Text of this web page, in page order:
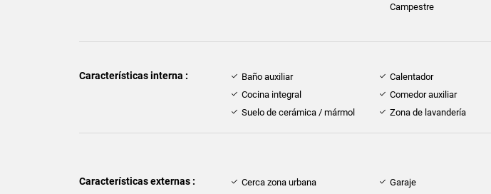
Campestre
Características interna : Baño auxiliar Calentador
Cocina integral
Comedor auxiliar
Suelo de cerámica / mármol
Zona de lavandería
Características externas : Cerca zona urbana Garaje